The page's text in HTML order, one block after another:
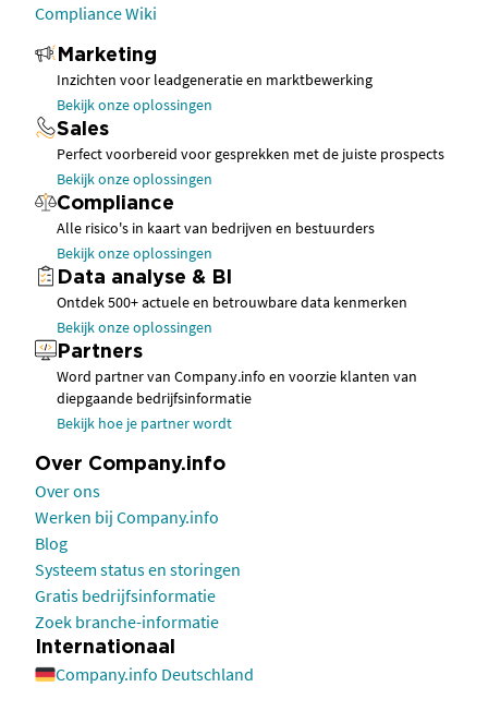
Compliance Wiki
Marketing
Inzichten voor leadgeneratie en marktbewerking
Bekijk onze oplossingen
Sales
Perfect voorbereid voor gesprekken met de juiste prospects
Bekijk onze oplossingen
Compliance
Alle risico's in kaart van bedrijven en bestuurders
Bekijk onze oplossingen
Data analyse & BI
Ontdek 500+ actuele en betrouwbare data kenmerken
Bekijk onze oplossingen
Partners
Word partner van Company.info en voorzie klanten van
diepgaande bedrijfsinformatie
Bekijk hoe je partner wordt
Over Company.info
Over ons
Werken bij Company.info
Blog
Systeem status en storingen
Gratis bedrijfsinformatie
Zoek branche-informatie
Internationaal
Company.info Deutschland